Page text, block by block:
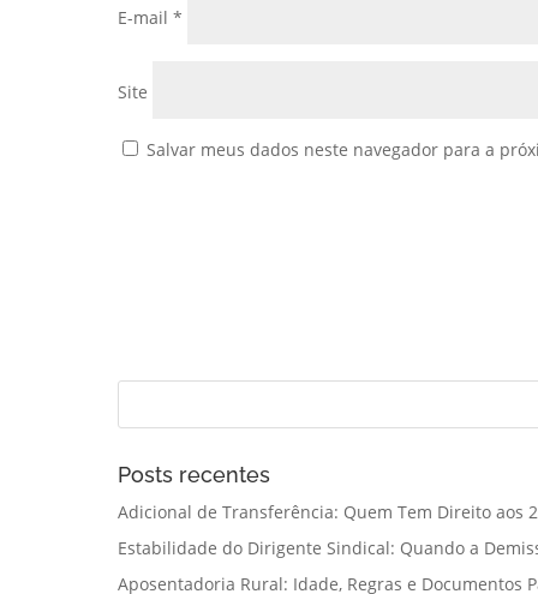
E-mail *
Site
Salvar meus dados neste navegador para a
Posts recentes
Adicional de Transferência: Quem Tem Direito aos
Estabilidade do Dirigente Sindical: Quando a
Aposentadoria Rural: Idade, Regras e Documentos